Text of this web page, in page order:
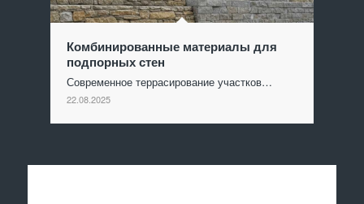
Комбинированные материалы для
подпорных стен
Современное террасирование участков…
22.08.2025